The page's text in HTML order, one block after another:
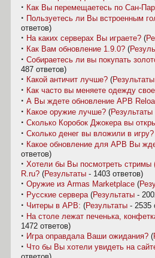
· Как Вы перемещаетесь по Сан-
· Пользуетесь ли Вы встроенным
ответов)
· На каких серверах Вы играете? (
· Как Вам обновление 1.9.0? (
· Собираетесь ли вы покупать
487 ответов)
· Какой античит лучше? (Результаты
· Как часто вы меняете одежду
· А Вы ждете обновление APB
· Какое оружие лучше? (Результаты
· Сколько Коробок Джокера вы
· Сколько денег вы вложили в игру?
· Какое обновление для АРВ Вы
ответов)
· Хотели бы Вы посмотреть стримы
R.ru? (Результаты - 1403 ответов)
· Оружие из Armas Marketplace (
· Русские сервера(Результаты -
· Читеры в АРВ: (Результаты - 2535
· На столе лежат печенька,
1472 ответов)
· Игра оправдала Ваши ожидания? (
· Что бы Вы хотели увидеть на